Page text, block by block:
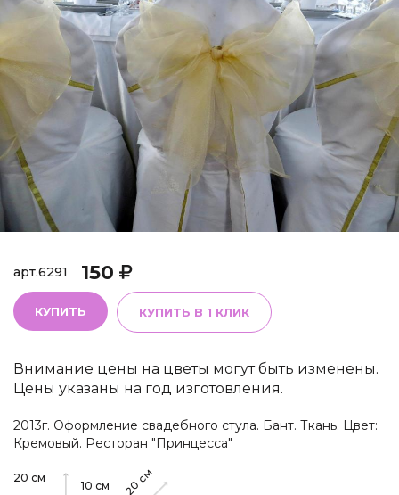
арт.6291 150
КУПИТЬ КУПИТЬ В 1 КЛИК
Внимание цены на цветы могут быть изменены.
Цены указаны на год изготовления.
2013г. Оформление свадебного стула. Бант. Ткань. Цвет:
Кремовый. Ресторан "Принцесса"
20 см
10 см 20
см